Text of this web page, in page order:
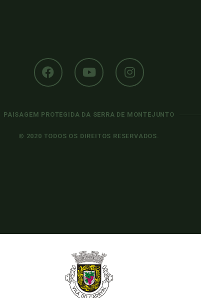
PAISAGEM PROTEGIDA DA SERRA DE MONTEJUNTO
© 2020 TODOS OS DIREITOS RESERVADOS.